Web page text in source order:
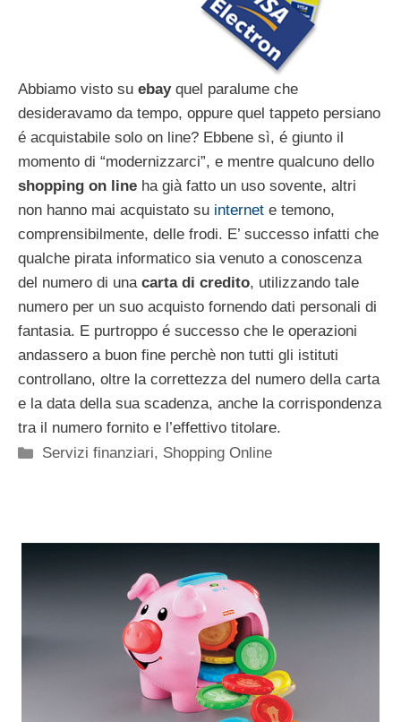
Abbiamo visto su ebayquel paralume che
desideravamo da tempo, oppure quel tappeto persiano
é acquistabile solo on line? Ebbene sì, é giunto il
momento di “modernizzarci”, e mentre qualcuno dello
shopping on line ha già fatto un uso sovente, altri
non hanno mai acquistato su internet e temono,
comprensibilmente, delle frodi. E’ successo infatti che
qualche pirata informatico sia venuto a conoscenza
del numero di una carta di credito, utilizzando tale
numero per un suo acquisto fornendo dati personali di
fantasia. E purtroppo é successo che le operazioni
andassero a buon fine perchè non tutti gli istituti
controllano, oltre la correttezza del numero della carta
e la data della sua scadenza, anche la corrispondenza
tra il numero fornito e l’effettivo titolare.
Categorie
Servizi finanziari, Shopping Online